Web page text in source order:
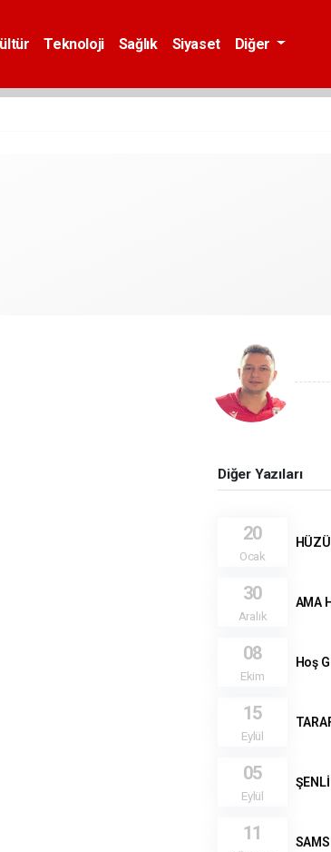
Teknoloji Sağlık Siyaset Diğer
Diğer Yazıları
20
Ocak
30
Aralık
AMA
08
Ekim
Hoş
15
Eylül
05
Eylül
11